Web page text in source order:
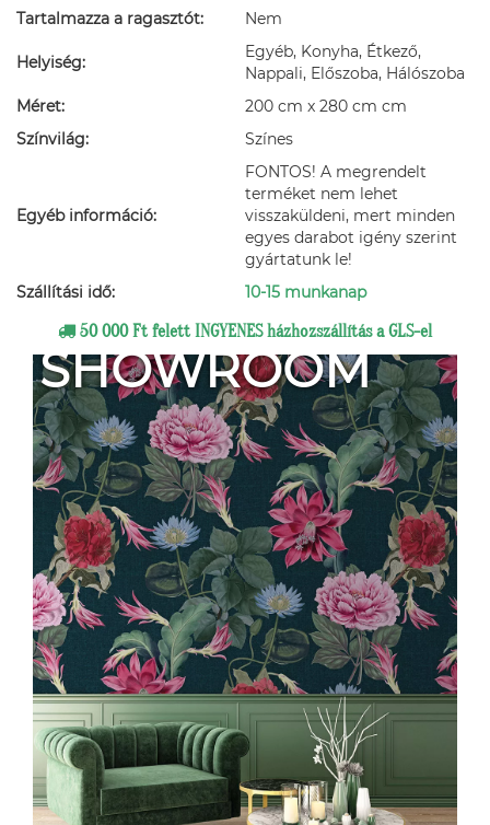
Tartalmazza a ragasztót:
Nem
Helyiség:
Egyéb, Konyha, Étkező,
Nappali, Előszoba, Hálószoba
Méret:
200 cm x 280 cm cm
Színvilág:
Színes
Egyéb információ:
FONTOS! A megrendelt
terméket nem lehet
visszaküldeni, mert minden
egyes darabot igény szerint
gyártatunk le!
Szállítási idő:
10-15 munkanap
50 000 Ft felett INGYENES házhozszállítás a GLS-el
SHOWROOM